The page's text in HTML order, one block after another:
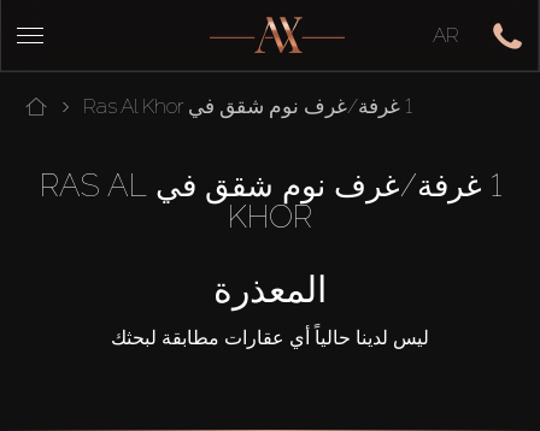
AR
1 غرفة/غرف نوم شقق في Ras Al Khor
1 غرفة/غرف نوم شقق في RAS AL
KHOR
المعذرة
ليس لدينا حالياً أي عقارات مطابقة لبحثك